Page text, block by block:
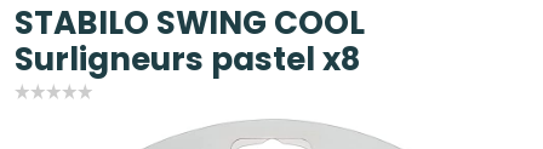
STABILO SWING COOL
Surligneurs pastel x8